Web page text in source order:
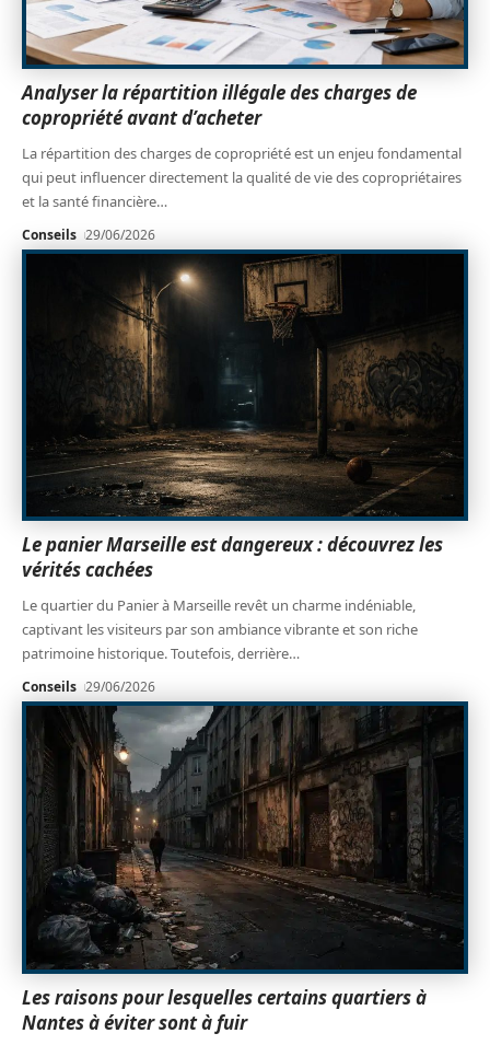
Analyser la répartition illégale des charges de
copropriété avant d’acheter
La répartition des charges de copropriété est un enjeu fondamental
qui peut influencer directement la qualité de vie des copropriétaires
et la santé financière…
Conseils 29/06/2026
Le panier Marseille est dangereux : découvrez les
vérités cachées
Le quartier du Panier à Marseille revêt un charme indéniable,
captivant les visiteurs par son ambiance vibrante et son riche
patrimoine historique. Toutefois, derrière…
Conseils 29/06/2026
Les raisons pour lesquelles certains quartiers à
Nantes à éviter sont à fuir